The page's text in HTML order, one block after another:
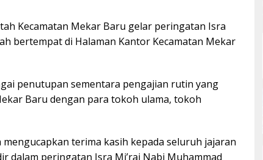
Kecamatan Mekar Baru gelar peringatan Isra
bertempat di Halaman Kantor Kecamatan Mekar
penutupan sementara pengajian rutin yang
Baru dengan para tokoh ulama, tokoh
terima kasih kepada seluruh jajaran
dalam peringatan Isra Mi’raj Nabi Muhammad